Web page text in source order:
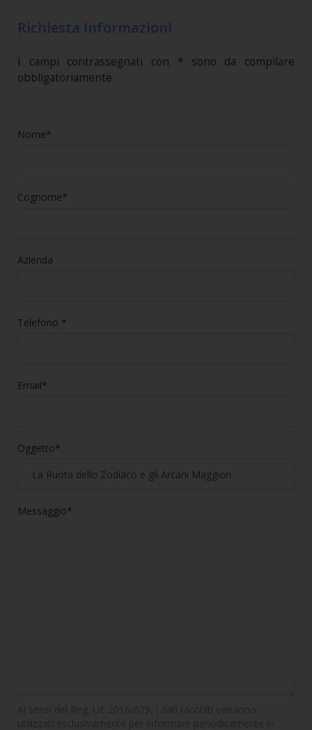
Richiesta Informazioni
I campi contrassegnati con * sono da compilare
obbligatoriamente
Nome*
Cognome*
Azienda
Telefono *
Email*
Oggetto*
Messaggio*